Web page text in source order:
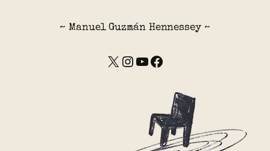
~ Manuel Guzmán Hennessey ~
X Instagram YouTube Facebook